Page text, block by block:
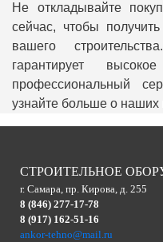
Не откладывайте
сейчас, чтобы
вашего
гарантирует
профессиональный
узнайте больше о наших
СТРОИТЕЛЬНОЕ
г. Самара, пр. Кирова, д. 255
8 (846) 277-17-78
8 (917) 162-51-16
ankor-tehno@mail.ru